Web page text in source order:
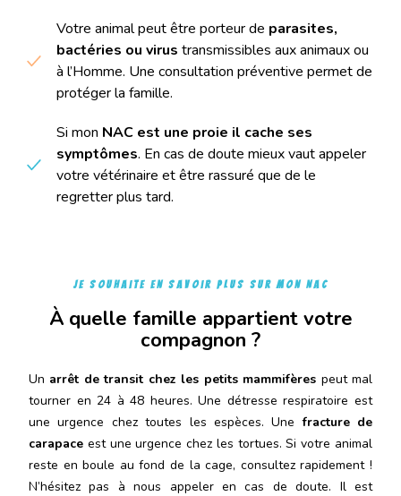
Votre animal peut être porteur de parasites,
bactéries ou virus transmissibles aux animaux ou
à l’Homme. Une consultation préventive permet de
protéger la famille.
Si mon NAC est une proie il cache ses
symptômes. En cas de doute mieux vaut appeler
votre vétérinaire et être rassuré que de le
regretter plus tard.
Je souhaite en savoir plus sur mon NAC
À quelle famille appartient votre
compagnon ?
Un arrêt de transit chez les petits mammifères peut mal
tourner en 24 à 48 heures. Une détresse respiratoire est
une urgence chez toutes les espèces. Unefracture de
carapace est une urgence chez les tortues. Si votre animal
reste en boule au fond de la cage, consultez rapidement !
N’hésitez pas à nous appeler en cas de doute. Il est